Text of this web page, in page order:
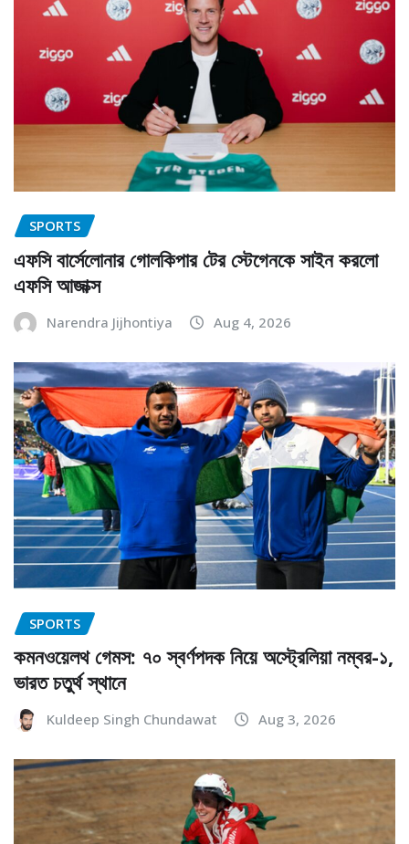
SPORTS
এফসি বার্সেলোনার গোলকিপার টের স্টেগেনকে সাইন করলো
এফসি আজাক্স
Narendra Jijhontiya Aug 4, 2026
SPORTS
কমনওয়েলথ গেমস: ৭০ স্বর্ণপদক নিয়ে অস্ট্রেলিয়া নম্বর-১,
ভারত চতুর্থ স্থানে
Kuldeep Singh Chundawat Aug 3, 2026